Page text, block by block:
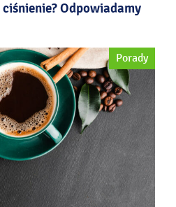
Odpowiadamy
Porady